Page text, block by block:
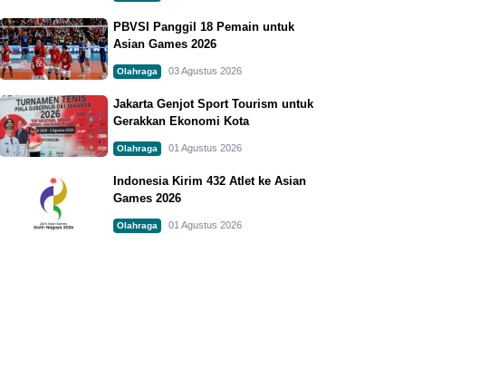
PBVSI Panggil 18 Pemain untuk
Asian Games 2026
Olahraga 03 Agustus 2026
Jakarta Genjot Sport Tourism untuk
Gerakkan Ekonomi Kota
Olahraga 01 Agustus 2026
Indonesia Kirim 432 Atlet ke Asian
Games 2026
Olahraga 01 Agustus 2026